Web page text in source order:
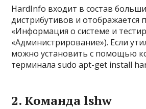
HardInfo входит в состав
дистрибутивов и отображается
«Информация о системе и
«Администрирование»). Если
можно установить с помощью
терминала sudo apt-get install
2. Команда lshw